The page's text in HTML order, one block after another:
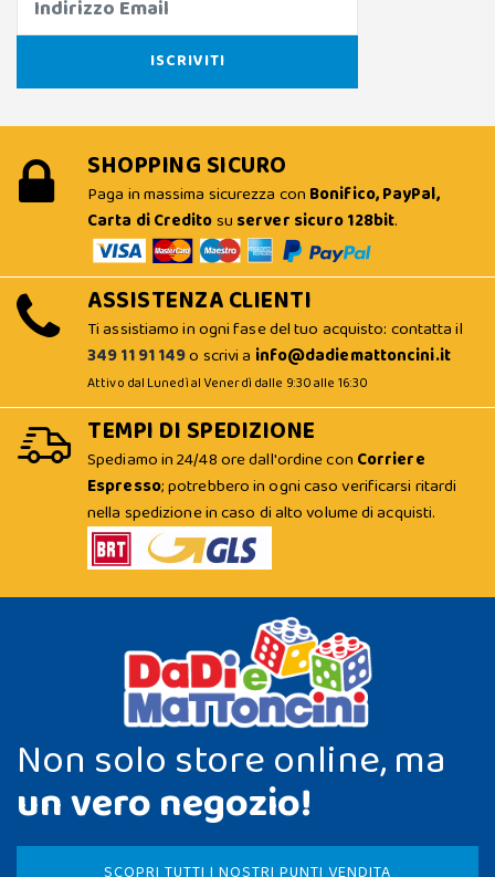
SHOPPING SICURO
Paga in massima sicurezza con Bonifico, PayPal,
Carta di Creditosu server sicuro 128bit.
ASSISTENZA CLIENTI
Ti assistiamo in ogni fase del tuo acquisto: contatta il
349 11 91 149o scrivi a info@dadiemattoncini.it
Attivo dal Lunedì al Venerdì dalle 9:30 alle 16:30
TEMPI DI SPEDIZIONE
Spediamo in 24/48 ore dall'ordine con Corriere
Espresso; potrebbero in ogni caso verificarsi ritardi
nella spedizione in caso di alto volume di acquisti.
Non solo store online, ma
un vero negozio!